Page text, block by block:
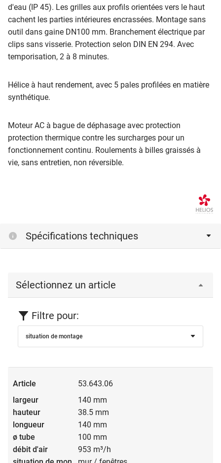
d'eau (IP 45). Les grilles aux profils orientées vers le haut
cachent les parties intérieures encrassées. Montage sans
outil dans gaine DN100 mm. Branchement électrique par
clips sans visserie. Protection selon DIN EN 294. Avec
temporisation, 2 à 8 minutes.
Hélice à haut rendement, avec 5 pales profilées en matière
synthétique.
Moteur AC à bague de déphasage avec protection
protection thermique contre les surcharges pour un
fonctionnement continu. Roulements à billes graissés à
vie, sans entretien, non réversible.
Spécifications techniques
Sélectionnez un article
Filtre pour:
situation de montage
53.643.06
140 mm
38.5 mm
140 mm
100 mm
953 m³/h